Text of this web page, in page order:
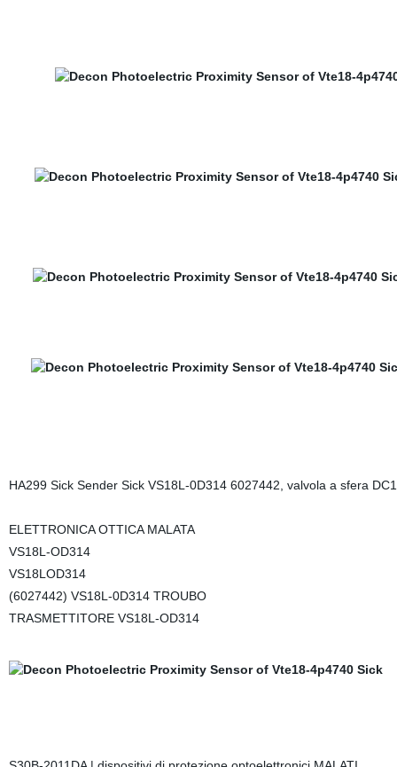
HA299 Sick Sender Sick VS18L-0D314 6027442, valvola a sfera
ELETTRONICA OTTICA MALATA
VS18L-OD314
VS18LOD314
(6027442) VS18L-0D314 TROUBO
TRASMETTITORE VS18L-OD314